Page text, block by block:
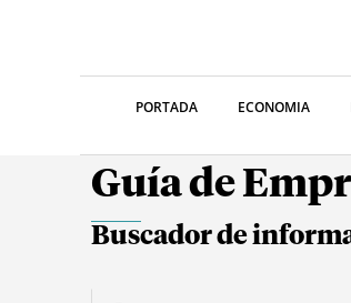
PORTADA ECONOMIA
Guía de
Buscador de